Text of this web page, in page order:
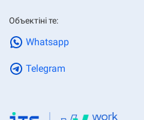
Объектіні те:
Whatsapp
Telegram